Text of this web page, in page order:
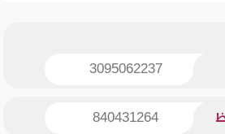
3095062237
840431264